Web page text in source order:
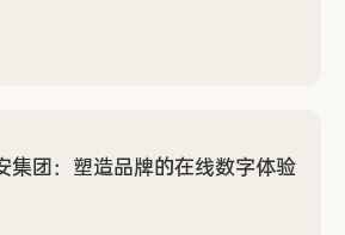
集团：塑造品牌的在线数字体验